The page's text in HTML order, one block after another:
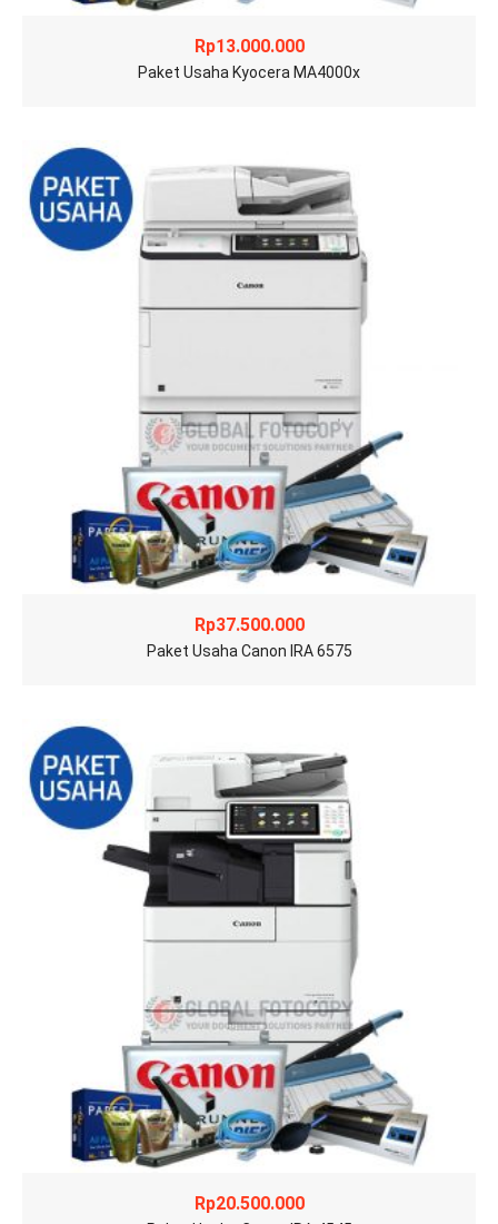
Rp13.000.000
Paket Usaha Kyocera MA4000x
Rp37.500.000
Paket Usaha Canon IRA 6575
Rp20.500.000